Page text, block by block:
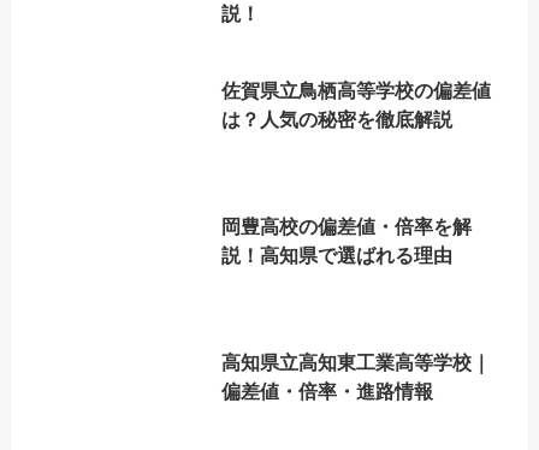
説！
佐賀県立鳥栖高等学校の偏差値
は？人気の秘密を徹底解説
岡豊高校の偏差値・倍率を解
説！高知県で選ばれる理由
高知県立高知東工業高等学校｜
偏差値・倍率・進路情報